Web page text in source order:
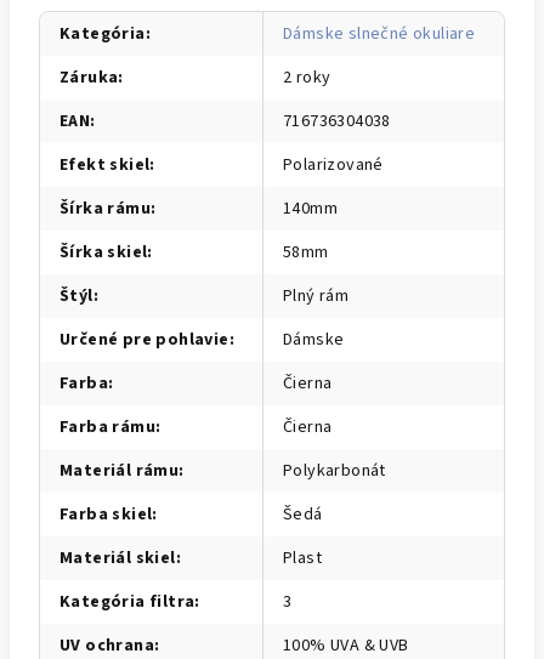
Kategória:
Dámske slnečné okuliare
Záruka:
2 roky
EAN:
716736304038
Efekt skiel:
Polarizované
Šírka rámu:
140mm
Šírka skiel:
58mm
Štýl:
Plný rám
Určené pre pohlavie:
Dámske
Farba:
Čierna
Farba rámu:
Čierna
Materiál rámu:
Polykarbonát
Farba skiel:
Šedá
Materiál skiel:
Plast
Kategória filtra:
3
UV ochrana: 100% UVA & UVB